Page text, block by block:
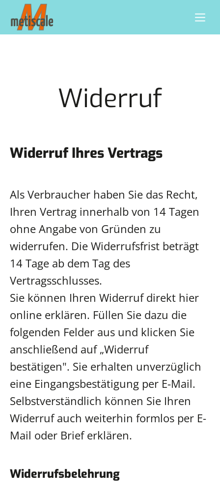
Widerruf
Widerruf Ihres Vertrags
Als Verbraucher haben Sie das Recht,
Ihren Vertrag innerhalb von 14 Tagen
ohne Angabe von Gründen zu
widerrufen. Die Widerrufsfrist beträgt
14 Tage ab dem Tag des
Vertragsschlusses.
Sie können Ihren Widerruf direkt hier
online erklären. Füllen Sie dazu die
folgenden Felder aus und klicken Sie
anschließend auf „Widerruf
bestätigen". Sie erhalten unverzüglich
eine Eingangsbestätigung per E-Mail.
Selbstverständlich können Sie Ihren
Widerruf auch weiterhin formlos per E-
Mail oder Brief erklären.
Widerrufsbelehrung